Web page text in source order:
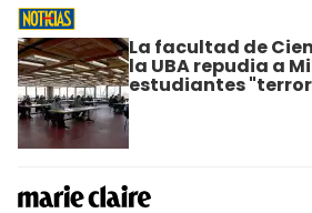
La facultad de
la UBA repudia a
estudiantes